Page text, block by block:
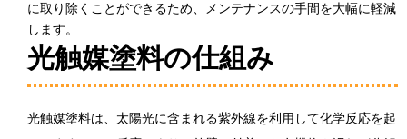
に取り除くことができるため、メンテナンスの手間を大幅に軽減
します。
光触媒塗料の仕組み
光触媒塗料は、太陽光に含まれる紫外線を利用して化学反応を起